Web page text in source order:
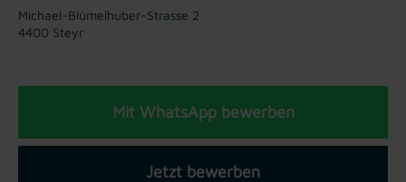
Michael-Blümelhuber-Strasse 2
4400 Steyr
Mit WhatsApp bewerben
Jetzt bewerben